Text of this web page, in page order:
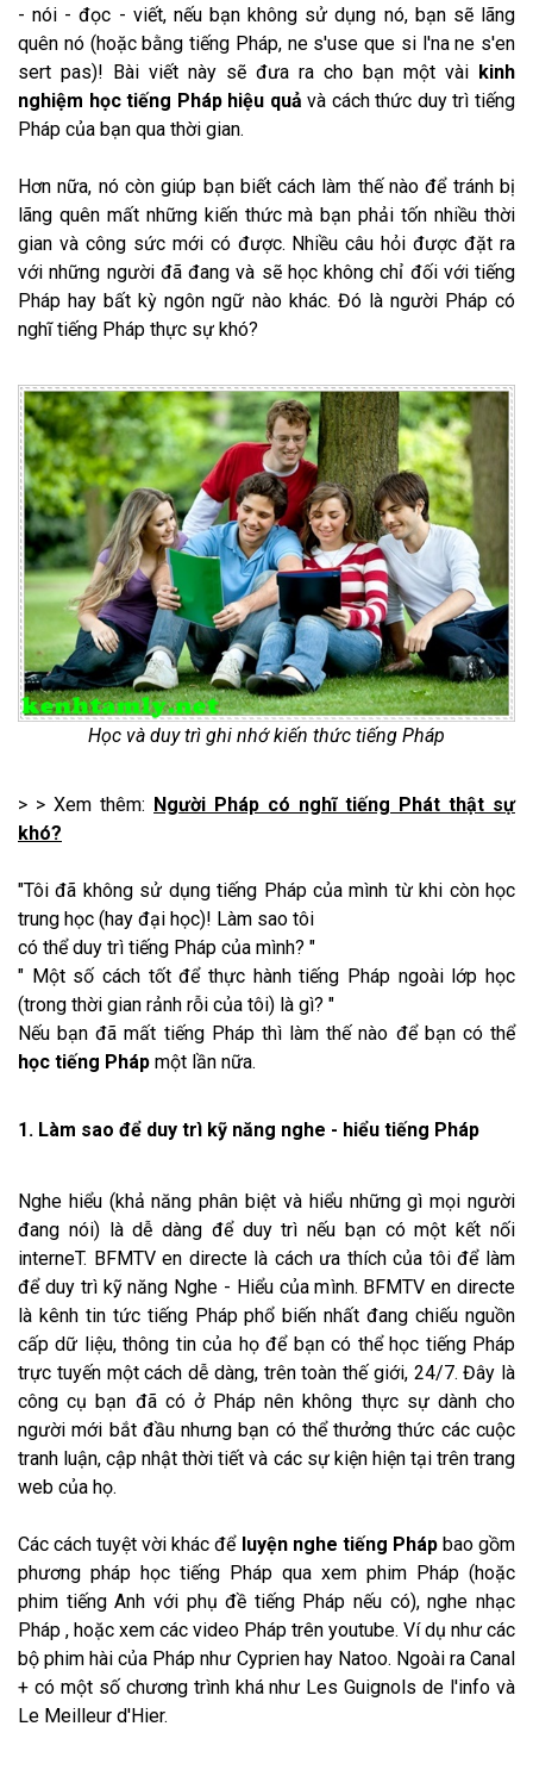
- nói - đọc - viết, nếu bạn không sử dụng nó, bạn sẽ lãng
quên nó (hoặc bằng tiếng Pháp, ne s'use que si l'na ne s'en
sert pas)! Bài viết này sẽ đưa ra cho bạn một vài kinh
nghiệm học tiếng Pháp hiệu quả và cách thức duy trì tiếng
Pháp của bạn qua thời gian.
Hơn nữa, nó còn giúp bạn biết cách làm thế nào để tránh bị
lãng quên mất những kiến thức mà bạn phải tốn nhiều thời
gian và công sức mới có được. Nhiều câu hỏi được đặt ra
với những người đã đang và sẽ học không chỉ đối với tiếng
Pháp hay bất kỳ ngôn ngữ nào khác. Đó là người Pháp có
nghĩ tiếng Pháp thực sự khó?
Học và duy trì ghi nhớ kiến thức tiếng Pháp
> > Xem thêm: Người Pháp có nghĩ tiếng Phát thật sự
khó?
"Tôi đã không sử dụng tiếng Pháp của mình từ khi còn học
trung học (hay đại học)! Làm sao tôi
có thể duy trì tiếng Pháp của mình? "
" Một số cách tốt để thực hành tiếng Pháp ngoài lớp học
(trong thời gian rảnh rỗi của tôi) là gì? "
Nếu bạn đã mất tiếng Pháp thì làm thế nào để bạn có thể
học tiếng Pháp một lần nữa.
1. Làm sao để duy trì kỹ năng nghe - hiểu tiếng Pháp
Nghe hiểu (khả năng phân biệt và hiểu những gì mọi người
đang nói) là dễ dàng để duy trì nếu bạn có một kết nối
interneT. BFMTV en directe là cách ưa thích của tôi để làm
để duy trì kỹ năng Nghe - Hiểu của mình. BFMTV en directe
là kênh tin tức tiếng Pháp phổ biến nhất đang chiếu nguồn
cấp dữ liệu, thông tin của họ để bạn có thể học tiếng Pháp
trực tuyến một cách dễ dàng, trên toàn thế giới, 24/7. Đây là
công cụ bạn đã có ở Pháp nên không thực sự dành cho
người mới bắt đầu nhưng bạn có thể thưởng thức các cuộc
tranh luận, cập nhật thời tiết và các sự kiện hiện tại trên trang
web của họ.
Các cách tuyệt vời khác để luyện nghe tiếng Phápbao gồm
phương pháp học tiếng Pháp qua xem phim Pháp (hoặc
phim tiếng Anh với phụ đề tiếng Pháp nếu có), nghe nhạc
Pháp , hoặc xem các video Pháp trên youtube. Ví dụ như các
bộ phim hài của Pháp như Cyprien hay Natoo. Ngoài ra Canal
+ có một số chương trình khá như Les Guignols de l'info và
Le Meilleur d'Hier.